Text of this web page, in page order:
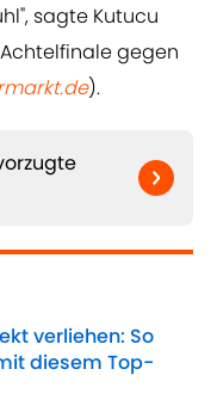
sagte Kutucu
gegen
).
verliehen: So
diesem Top-